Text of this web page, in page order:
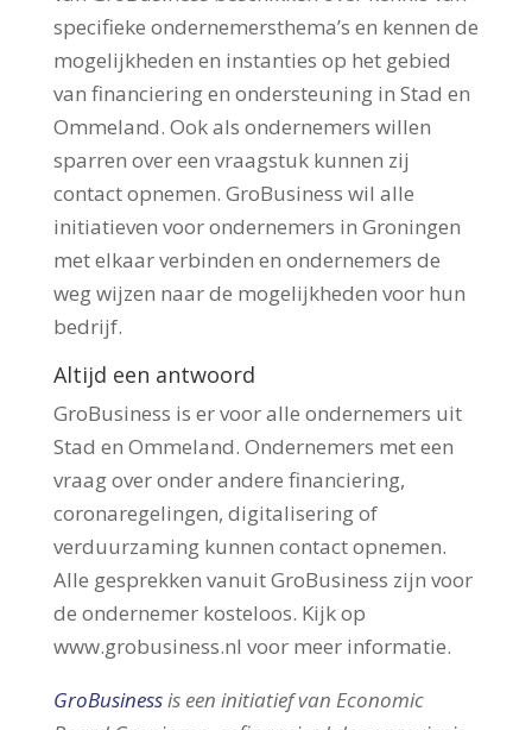
specifieke ondernemersthema’s en kennen de
mogelijkheden en instanties op het gebied
van financiering en ondersteuning in Stad en
Ommeland. Ook als ondernemers willen
sparren over een vraagstuk kunnen zij
contact opnemen. GroBusiness wil alle
initiatieven voor ondernemers in Groningen
met elkaar verbinden en ondernemers de
weg wijzen naar de mogelijkheden voor hun
bedrijf.
Altijd een antwoord
GroBusiness is er voor alle ondernemers uit
Stad en Ommeland. Ondernemers met een
vraag over onder andere financiering,
coronaregelingen, digitalisering of
verduurzaming kunnen contact opnemen.
Alle gesprekken vanuit GroBusiness zijn voor
de ondernemer kosteloos. Kijk op
www.grobusiness.nl voor meer informatie.
GroBusinessis een initiatief van Economic